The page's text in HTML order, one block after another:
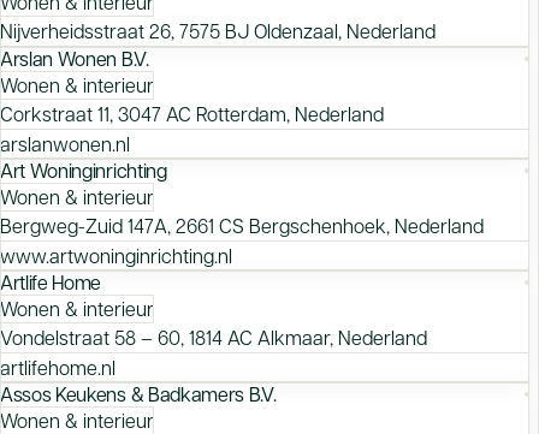
Nijverheidsstraat 26, 7575 BJ Oldenzaal, Nederland
Arslan Wonen B.V.
Wonen & interieur
Corkstraat 11, 3047 AC Rotterdam, Nederland
arslanwonen.nl
Art Woninginrichting
Wonen & interieur
Bergweg-Zuid 147A, 2661 CS Bergschenhoek, Nederland
www.artwoninginrichting.nl
Artlife Home
Wonen & interieur
Vondelstraat 58 – 60, 1814 AC Alkmaar, Nederland
artlifehome.nl
Assos Keukens & Badkamers B.V.
Wonen & interieur